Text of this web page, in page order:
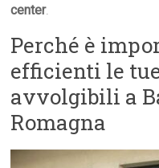
center.
Perché è
efficienti le
avvolgibili a
Romagna